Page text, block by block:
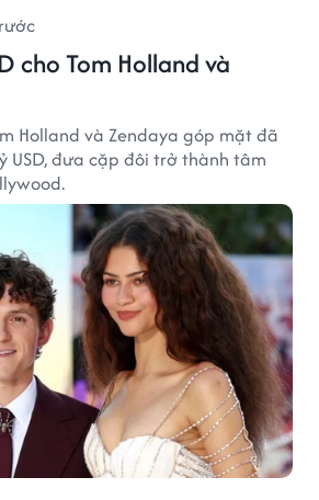
cho Tom Holland và
Holland và Zendaya góp mặt đã
USD, đưa cặp đôi trở thành tâm